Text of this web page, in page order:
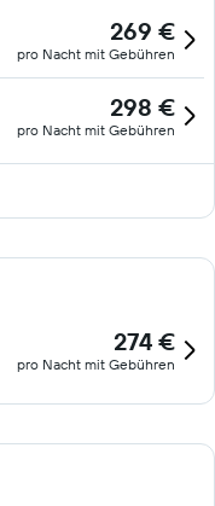
269 €
pro Nacht mit Gebühren
298 €
pro Nacht mit Gebühren
274 €
pro Nacht mit Gebühren